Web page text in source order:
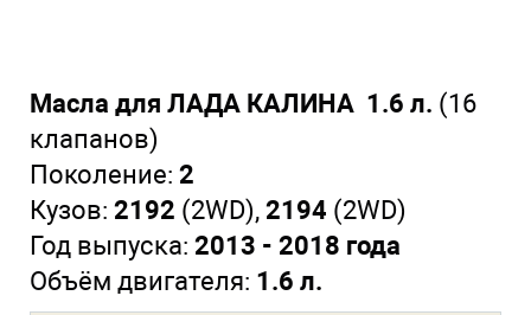
Масла для ЛАДА КАЛИНА 1.6 л. (16
клапанов)
Поколение: 2
Кузов: 2192 (2WD), 2194 (2WD)
Год выпуска: 2013 - 2018 года
Объём двигателя: 1.6 л.